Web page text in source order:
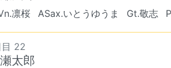
凛桜 ASax.いとうゆうま Gt.敬志
22
太郎